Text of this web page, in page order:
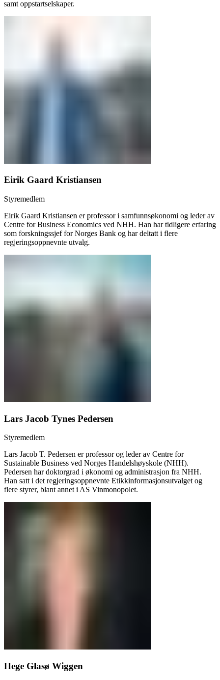
samt oppstartselskaper.
Eirik Gaard Kristiansen
Styremedlem
Eirik Gaard Kristiansen er professor i samfunnsøkonomi og leder av
Centre for Business Economics ved NHH. Han har tidligere erfaring
som forskningssjef for Norges Bank og har deltatt i flere
regjeringsoppnevnte utvalg.
Lars Jacob Tynes Pedersen
Styremedlem
Lars Jacob T. Pedersen er professor og leder av Centre for
Sustainable Business ved Norges Handelshøyskole (NHH).
Pedersen har doktorgrad i økonomi og administrasjon fra NHH.
Han satt i det regjeringsoppnevnte Etikkinformasjonsutvalget og
flere styrer, blant annet i AS Vinmonopolet.
Hege Glasø Wiggen